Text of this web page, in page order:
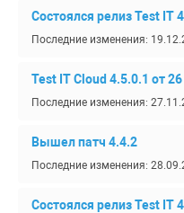
Состоялся релиз Test IT
Последние изменения:
Test IT Cloud 4.5.0.1 от
Последние изменения:
Вышел патч 4.4.2
Последние изменения:
Состоялся релиз Test IT